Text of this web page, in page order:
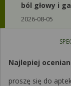
ból głowy i
2026-08-05
Najlepiej
proszę się do